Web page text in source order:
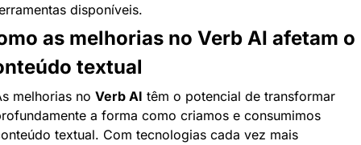
disponíveis.
as melhorias no Verb AI afetam o
textual
melhorias no Verb AI têm o potencial de transformar
a forma como criamos e consumimos
textual. Com tecnologias cada vez mais